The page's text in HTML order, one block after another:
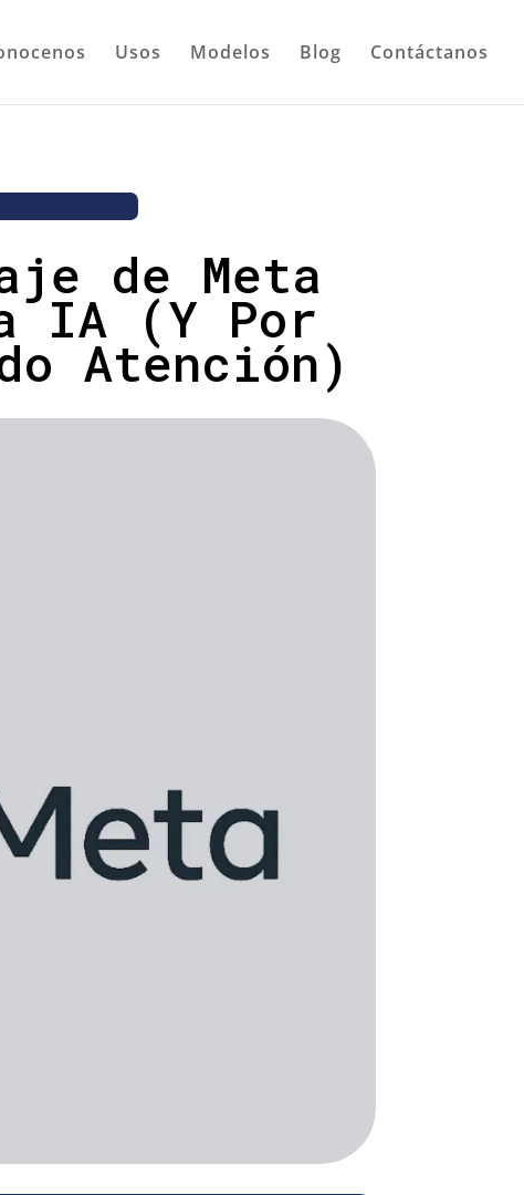
Usos Modelos Blog Contáctanos
de Meta
IA (Y Por
Atención)